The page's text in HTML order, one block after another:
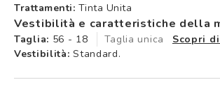
Trattamenti: Tinta Unita
Vestibilità e caratteristiche della
Taglia: 56 - 18 Taglia unica
Scopri
Vestibilità: Standard.